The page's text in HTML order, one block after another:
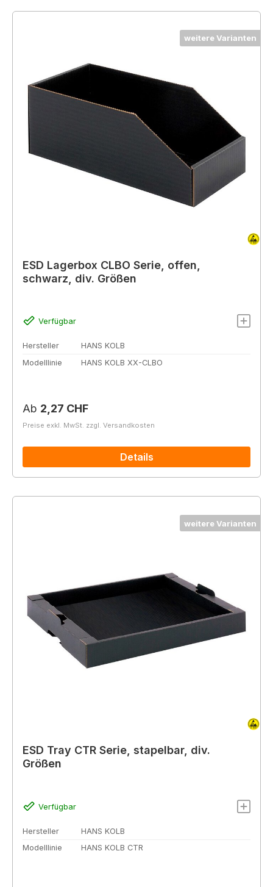
weitere Varianten
ESD Lagerbox CLBO Serie, offen,
schwarz, div. Größen
Verfügbar
Hersteller
HANS KOLB
Modelllinie
HANS KOLB XX-CLBO
Regulärer Preis:
Ab 2,27 CHF
Preise exkl. MwSt. zzgl. Versandkosten
Details
weitere Varianten
ESD Tray CTR Serie, stapelbar, div.
Größen
Verfügbar
Hersteller
HANS KOLB
Modelllinie
HANS KOLB CTR